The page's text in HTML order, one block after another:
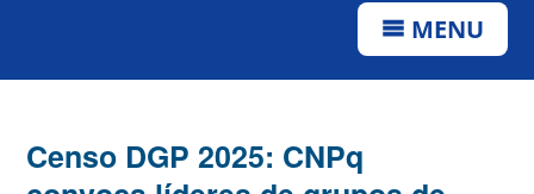
MENU
Censo DGP 2025: CNPq